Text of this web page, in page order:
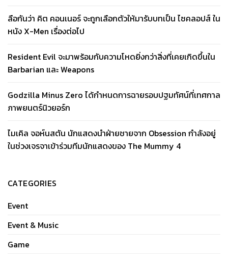
ลือกันว่า คิต คอนเนอร์ จะถูกเลือกตัวให้มารับบทเป็น ไซคลอปส์ ใน
หนัง X-Men เรื่องต่อไป
Resident Evil จะมาพร้อมกับความโหดยิ่งกว่าสิ่งที่เคยเกิดขึ้นใน
Barbarian และ Weapons
Godzilla Minus Zero ได้กำหนดการฉายรอบปฐมทัศน์ที่เทศกาล
ภาพยนตร์นิวยอร์ก
ไมเคิล จอห์นสตัน นักแสดงนำฝ่ายชายจาก Obsession กำลังอยู่
ในช่วงเจรจาเข้าร่วมทีมนักแสดงของ The Mummy 4
CATEGORIES
Event
Event & Music
Game